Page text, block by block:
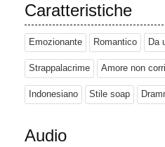
Caratteristiche
Emozionante Romantico Da
Strappalacrime Amore non
Indonesiano Stile soap
Audio